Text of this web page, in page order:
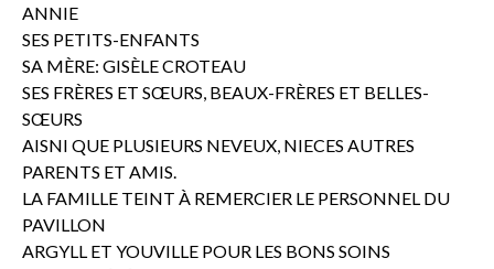
ANNIE
SES PETITS-ENFANTS
SA MÈRE: GISÈLE CROTEAU
SES FRÈRES ET SŒURS, BEAUX-FRÈRES ET BELLES-
SŒURS
AISNI QUE PLUSIEURS NEVEUX, NIECES AUTRES
PARENTS ET AMIS.
LA FAMILLE TEINT À REMERCIER LE PERSONNEL DU
PAVILLON
ARGYLL ET YOUVILLE POUR LES BONS SOINS